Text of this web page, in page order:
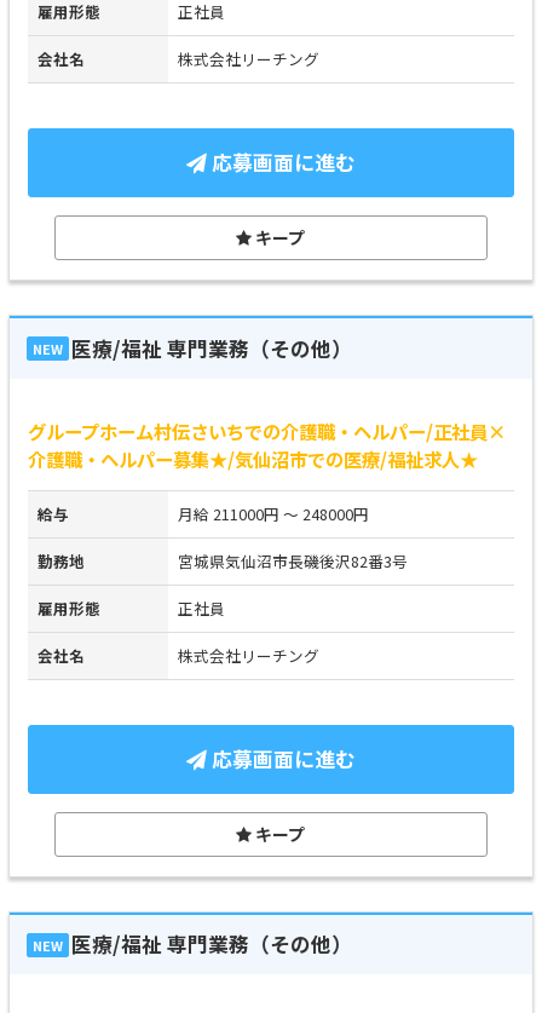
雇用形態 正社員
会社名 株式会社リーチング
応募画面に進む
キープ
NEW 医療/福祉 専門業務（その他）
グループホーム村伝さいちでの介護職・ヘルパー/正社員×
介護職・ヘルパー募集★/気仙沼市での医療/福祉求人★
給与 月給 211000円 ～ 248000円
勤務地 宮城県気仙沼市長磯後沢82番3号
雇用形態 正社員
会社名 株式会社リーチング
応募画面に進む
キープ
NEW 医療/福祉 専門業務（その他）